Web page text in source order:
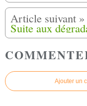
Ajouter un